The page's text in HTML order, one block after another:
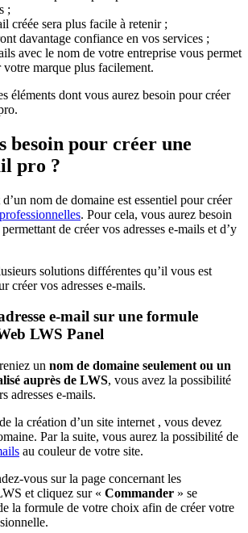
;
créée sera plus facile à retenir ;
davantage confiance en vos services ;
avec le nom de votre entreprise vous permet
marque plus facilement.
éléments dont vous aurez besoin pour créer
besoin pour créer une
pro ?
nom de domaine est essentiel pour créer
. Pour cela, vous aurez besoin
de créer vos adresses e-mails et d’y
solutions différentes qu’il vous est
créer vos adresses e-mails.
e-mail sur une formule
LWS Panel
un nom de domaine seulement ou un
auprès de LWS, vous avez la possibilité
adresses e-mails.
la création d’un site internet , vous devez
Par la suite, vous aurez la possibilité de
au couleur de votre site.
vous sur la page concernant les
et cliquez sur « Commander » se
la formule de votre choix afin de créer votre